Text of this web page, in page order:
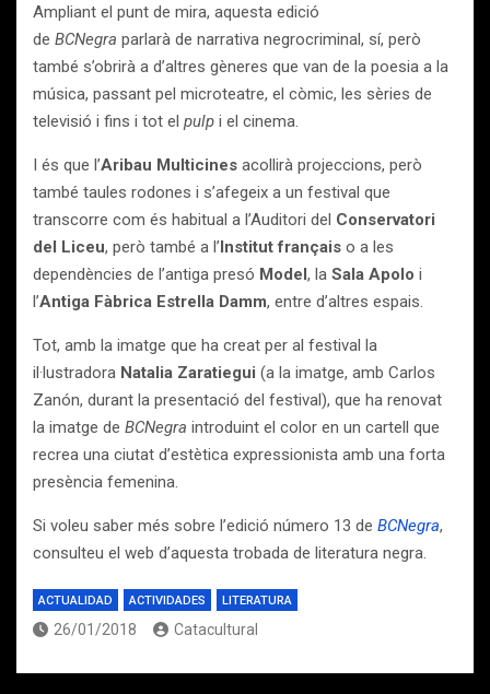
Ampliant el punt de mira, aquesta edició
de BCNegra parlarà de narrativa negrocriminal, sí, però
també s’obrirà a d’altres gèneres que van de la poesia a la
música, passant pel microteatre, el còmic, les sèries de
televisió i fins i tot el pulp i el cinema.
I és que l’Aribau Multicines acollirà projeccions, però
també taules rodones i s’afegeix a un festival que
transcorre com és habitual a l’Auditori del Conservatori
del Liceu, però també a l’Institut français o a les
dependències de l’antiga presó Model, la Sala Apolo i
l’Antiga Fàbrica Estrella Damm, entre d’altres espais.
Tot, amb la imatge que ha creat per al festival la
il·lustradora Natalia Zaratiegui (a la imatge, amb Carlos
Zanón, durant la presentació del festival), que ha renovat
la imatge de BCNegra introduint el color en un cartell que
recrea una ciutat d’estètica expressionista amb una forta
presència femenina.
Si voleu saber més sobre l’edició número 13 de BCNegra,
consulteu el web d’aquesta trobada de literatura negra.
ACTUALIDAD ACTIVIDADES LITERATURA
26/01/2018 Catacultural